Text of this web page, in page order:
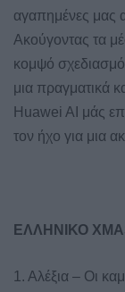
αγαπημένες μας
Ακούγοντας τα
κομψό σχεδιασμό
μια πραγματικά
Huawei AI μάς
τον ήχο για μια
ΕΛΛΗΝΙΚΟ
1. Αλέξια – Οι